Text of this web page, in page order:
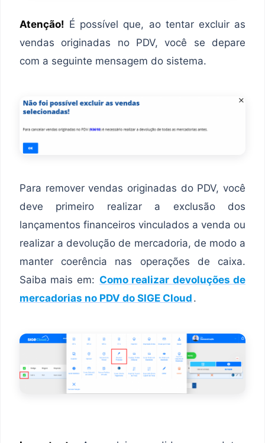
Atenção! É possível que, ao tentar excluir as
vendas originadas no PDV, você se depare
com a seguinte mensagem do sistema.
Para remover vendas originadas do PDV, você
deve primeiro realizar a exclusão dos
lançamentos financeiros vinculados a venda ou
realizar a devolução de mercadoria, de modo a
manter coerência nas operações de caixa.
Saiba mais em: Como realizar devoluções de
mercadorias no PDV do SIGE Cloud .